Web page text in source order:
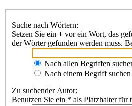
Suche nach Wörtern:
Setzen Sie ein + vor ein Wort, das
der Wörter gefunden werden muss.
Nach allen Begriffen
Nach einem Begriff suchen
Zu suchender Autor:
Benutzen Sie ein * als Platzhalter für